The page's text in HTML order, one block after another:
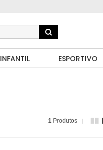
INFANTIL ESPORTIVO
1 Produtos